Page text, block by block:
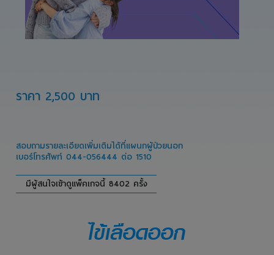
ราคา 2,500 บาท
สอบถามรายละเอียดเพิ่มเติมได้ที่แผนกผู้ป่วยนอก
เบอร์โทรศัพท์ 044-056444 ต่อ 1510
มีผู้สนใจเข้าดูแพ็คเกจนี้ 8402 ครั้ง
ไข้เลือดออก